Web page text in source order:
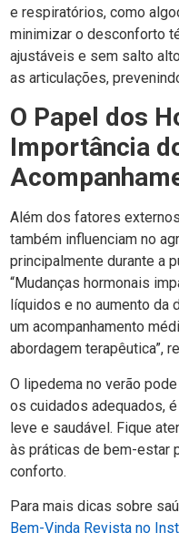
e respiratórios, como
minimizar o desconforto
ajustáveis e sem salto
as articulações,
O Papel dos
Importância
Além dos fatores
também influenciam no
principalmente durante a
“Mudanças hormonais
líquidos e no aumento da
um acompanhamento
abordagem terapêutica”,
O lipedema no verão
os cuidados adequados,
leve e saudável. Fique
às práticas de bem-estar
conforto.
Para mais dicas sobre
Bem-Vinda Revista no